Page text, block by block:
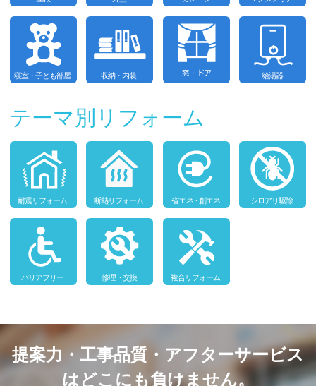
テーマ別リフォーム
提案力・工事品質・アフターサービス
はどこにも負けません。